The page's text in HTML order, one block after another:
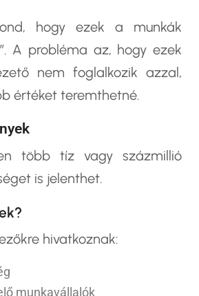
hogy ezek a munkák
A probléma az, hogy ezek
nem foglalkozik azzal,
értéket teremthetné.
több tíz vagy százmillió
is jelenthet.
hivatkoznak:
munkavállalók